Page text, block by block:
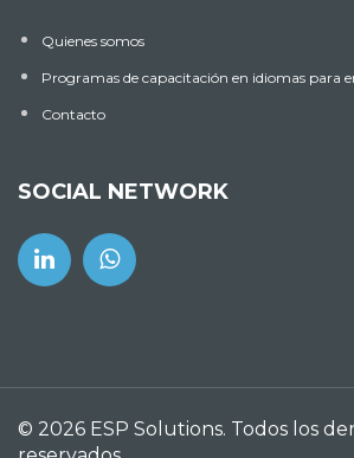
Quienes somos
Programas de capacitación en idiomas para
Contacto
SOCIAL NETWORK
© 2026 ESP Solutions. Todos los